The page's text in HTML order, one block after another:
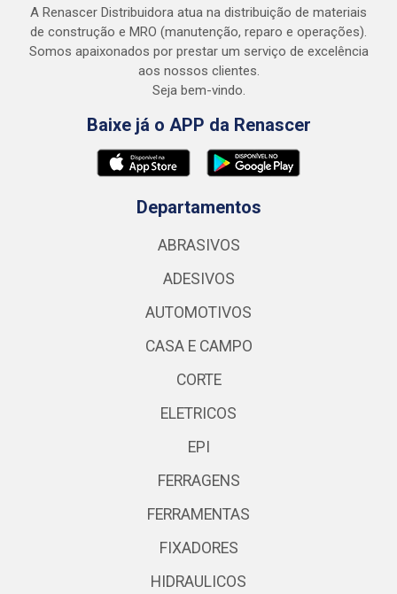
A Renascer Distribuidora atua na distribuição de materiais
de construção e MRO (manutenção, reparo e operações).
Somos apaixonados por prestar um serviço de excelência
aos nossos clientes.
Seja bem-vindo.
Baixe já o APP da Renascer
Departamentos
ABRASIVOS
ADESIVOS
AUTOMOTIVOS
CASA E CAMPO
CORTE
ELETRICOS
EPI
FERRAGENS
FERRAMENTAS
FIXADORES
HIDRAULICOS